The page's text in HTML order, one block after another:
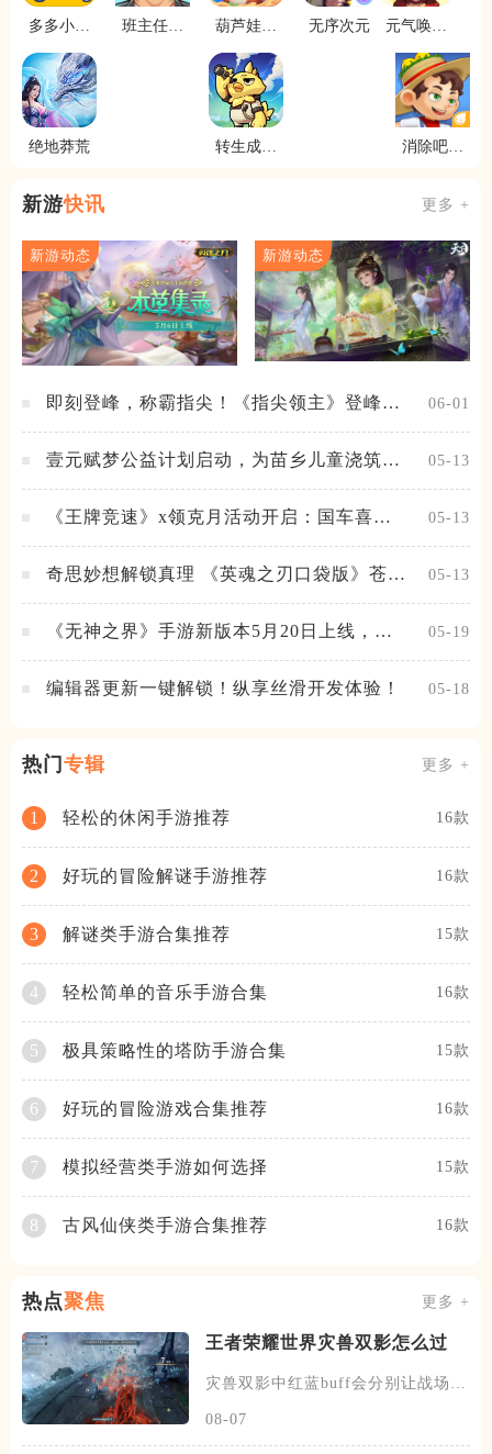
多多小警
班主任模
葫芦娃奇
无序次元
元气唤灵
绝地莽荒
转生成为
消除吧安
新游快讯 更多 +
新游动态 新游动态
即刻登峰，称霸指尖！《指尖领主》登峰测
06-01
壹元赋梦公益计划启动，为苗乡儿童浇筑梦
05-13
《王牌竞速》x领克月活动开启：国车喜迎
05-13
奇思妙想解锁真理 《英魂之刃口袋版》苍天
05-13
《无神之界》手游新版本5月20日上线，女
05-19
编辑器更新一键解锁！纵享丝滑开发体验！ 05-18
热门 专辑 更多 +
1 轻松的休闲手游推荐 16款
2 好玩的冒险解谜手游推荐 16款
3 解谜类手游合集推荐 15款
4 轻松简单的音乐手游合集 16款
5 极具策略性的塔防手游合集 15款
6 好玩的冒险游戏合集推荐 16款
7 模拟经营类手游如何选择 15款
8 古风仙侠类手游合集推荐 16款
热点聚焦 更多 +
王者荣耀世界灾兽双影怎么过
灾兽双影中红蓝buff会分别让战场升
08-07